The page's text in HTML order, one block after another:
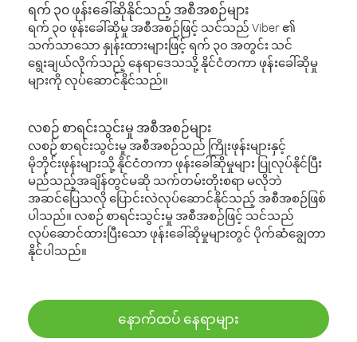
ရက် ၃၀ ဖုန်းခေါ်ဆိုနိုင်သည့် အစီအစဉ်များ
ရက် ၃၀ ဖုန်းခေါ်ဆိုမှု အစီအစဉ်ဖြင့် သင်သည် Viber ၏
သက်သာသော နှုန်းထားများဖြင့် ရက် ၃၀ အတွင်း သင်
ရွေးချယ်လိုက်သည့် နေရာဒေသသို့ နိုင်ငံတကာ ဖုန်းခေါ်ဆိုမှု
များကို လုပ်ဆောင်နိုင်သည်။
လစဉ် စာရင်းသွင်းမှု အစီအစဉ်များ
လစဉ် စာရင်းသွင်းမှု အစီအစဉ်သည် ကြိုးဖုန်းများနှင့်
မိုဘိုင်းဖုန်းများသို့ နိုင်ငံတကာ ဖုန်းခေါ်ဆိုမှုများ ပြုလုပ်နိုင်ပြီး
မည်သည့်အချိန်တွင်မဆို သက်တမ်းတိုးစရာ မလိုဘဲ
အဆင်ပြေသလို ပြောင်းလဲလုပ်ဆောင်နိုင်သည့် အစီအစဉ်ဖြစ်
ပါသည်။ လစဉ် စာရင်းသွင်းမှု အစီအစဉ်ဖြင့် သင်သည်
လုပ်ဆောင်ထားပြီးသော ဖုန်းခေါ်ဆိုမှုများတွင် ပိုက်ဆံချွေတာ
နိုင်ပါသည်။
နောက်ထပ် နေရာများ